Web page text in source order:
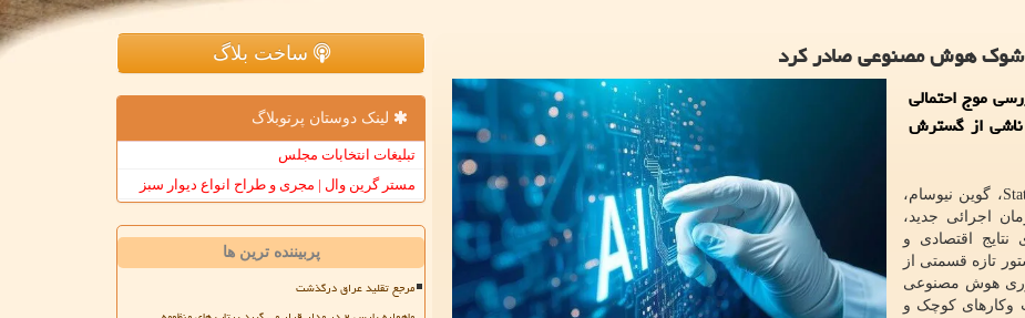
شوک هوش مصنوعی صادر کرد
موج احتمالی
ناشی از گسترش
به گزارش پرتوبلاگ به نقل از وبگاه خبری State Scoop، گوین نیوسام،
اجرائی جدید،
اقتصادی و
تازه قسمتی از
هوش مصنوعی
وکارهای کوچک و
ساخت بلاگ
لینک دوستان پرتوبلاگ
تبلیغات انتخابات مجلس
مستر گرین وال | مجری و طراح انواع دیوار سبز
پربیننده ترین ها
مرجع تقلید عراق درگذشت